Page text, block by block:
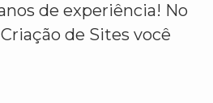
de experiência! No
de Sites você